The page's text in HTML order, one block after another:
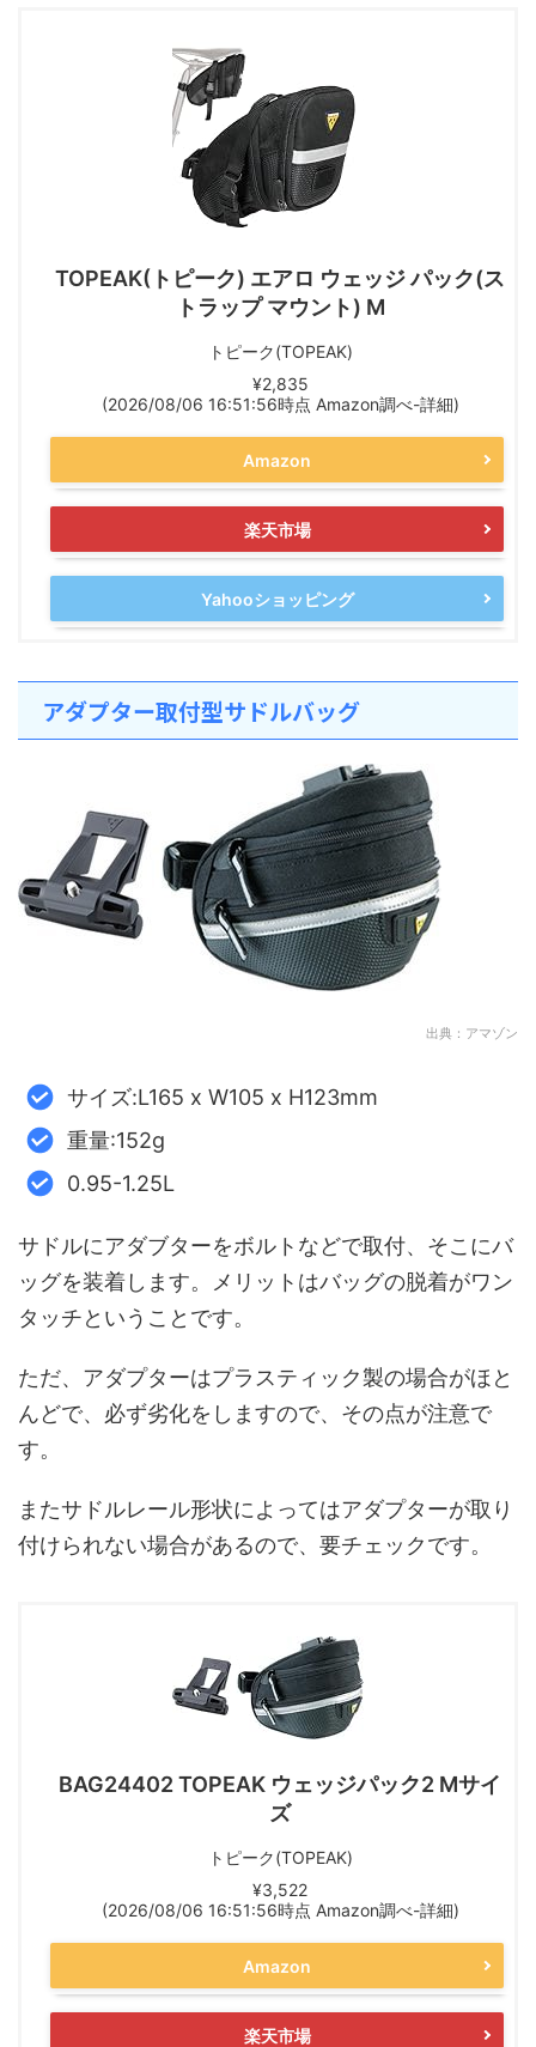
TOPEAK(トピーク) エアロ ウェッジ パック(ス
トラップ マウント) M
トピーク(TOPEAK)
¥2,835
(2026/08/06 16:51:56時点 Amazon調べ-詳細)
Amazon
楽天市場
Yahooショッピング
アダプター取付型サドルバッグ
出典：アマゾン
サイズ:L165 x W105 x H123mm
重量:152g
0.95-1.25L
サドルにアダブターをボルトなどで取付、そこにバ
ッグを装着します。メリットはバッグの脱着がワン
タッチということです。
ただ、アダプターはプラスティック製の場合がほと
んどで、必ず劣化をしますので、その点が注意で
す。
またサドルレール形状によってはアダプターが取り
付けられない場合があるので、要チェックです。
BAG24402 TOPEAK ウェッジパック2 Mサイ
ズ
トピーク(TOPEAK)
¥3,522
(2026/08/06 16:51:56時点 Amazon調べ-詳細)
Amazon
楽天市場